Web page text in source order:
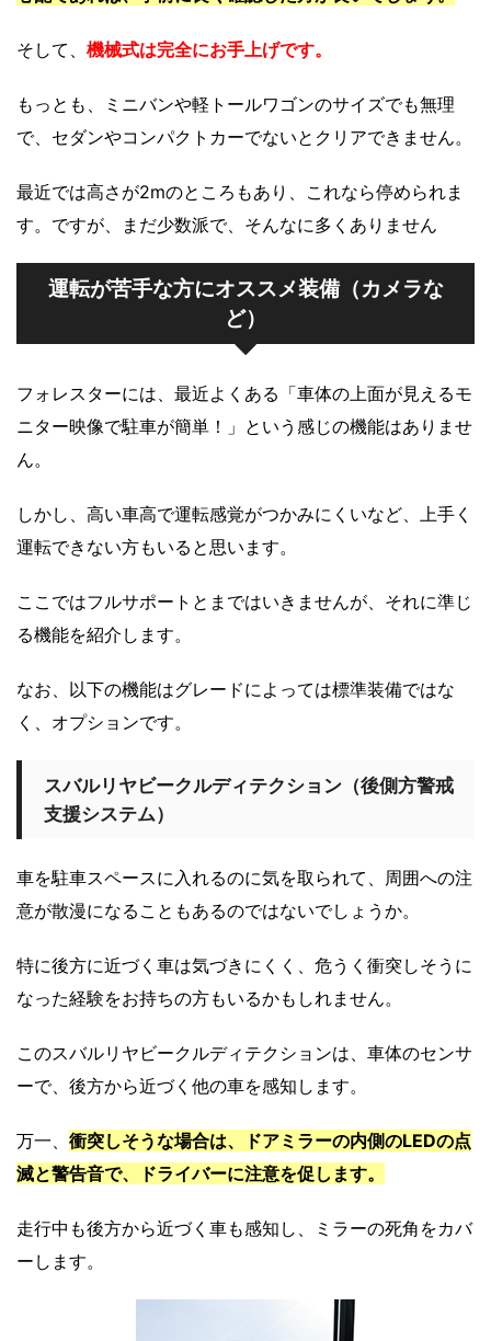
そして、 機械式は完全にお手上げです。
もっとも、ミニバンや軽トールワゴンのサイズでも無理
で、セダンやコンパクトカーでないとクリアできません。
最近では高さが2mのところもあり、これなら停められま
す。ですが、まだ少数派で、そんなに多くありません
運転が苦手な方にオススメ装備（カメラな
ど）
フォレスターには、最近よくある「車体の上面が見えるモ
ニター映像で駐車が簡単！」という感じの機能はありませ
ん。
しかし、高い車高で運転感覚がつかみにくいなど、上手く
運転できない方もいると思います。
ここではフルサポートとまではいきませんが、それに準じ
る機能を紹介します。
なお、以下の機能はグレードによっては標準装備ではな
く、オプションです。
スバルリヤビークルディテクション（後側方警戒
支援システム）
車を駐車スペースに入れるのに気を取られて、周囲への注
意が散漫になることもあるのではないでしょうか。
特に後方に近づく車は気づきにくく、危うく衝突しそうに
なった経験をお持ちの方もいるかもしれません。
このスバルリヤビークルディテクションは、車体のセンサ
ーで、後方から近づく他の車を感知します。
万一、 衝突しそうな場合は、ドアミラーの内側のLEDの点
滅と警告音で、ドライバーに注意を促します。
走行中も後方から近づく車も感知し、ミラーの死角をカバ
ーします。